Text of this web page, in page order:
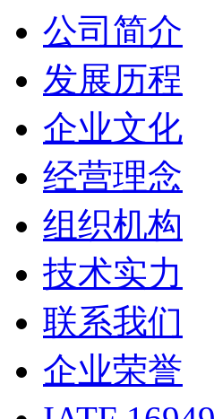
公司简介
发展历程
企业文化
经营理念
组织机构
技术实力
联系我们
企业荣誉